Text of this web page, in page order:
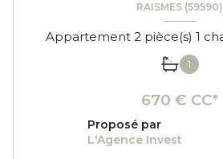
RAISMES (59590)
1
670 € CC*
Proposé par
L'Agence Invest